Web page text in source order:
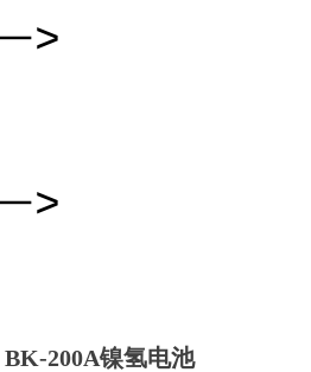
BK-200A镍氢电池